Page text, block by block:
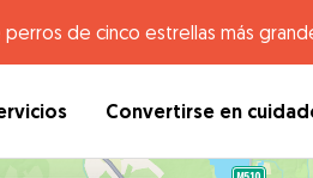
de cinco estrellas más
Convertirse en